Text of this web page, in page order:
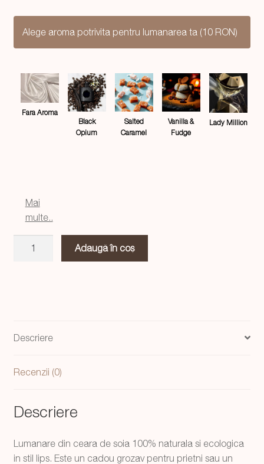
Alege aroma potrivita pentru lumanarea ta (10 RON)
Fara Aroma
Black
Opium
Salted
Caramel
Vanilla &
Fudge
Lady Million
Mai
multe..
Adaugă în coș
Descriere
Recenzii (0)
Descriere
Lumanare din ceara de soia 100% naturala si ecologica
in stil lips. Este un cadou grozav pentru prietni sau un